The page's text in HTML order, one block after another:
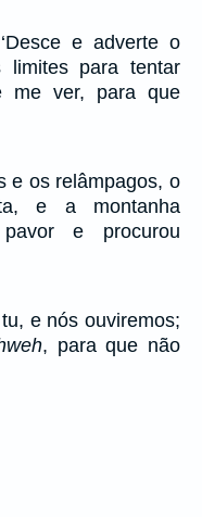
e adverte o
limites para tentar
me ver, para que
e os relâmpagos, o
e a montanha
e procurou
e nós ouviremos;
, para que não